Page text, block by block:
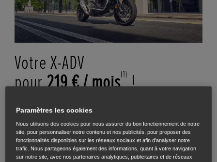
Votre X-ADV
pour219 € / mois(1)!
1 300€ D'APPORT , DURÉE 37 MOIS
AVECGARANTIE PERTE FINANCIEREINCLUSE*
RÉSERVEZ VOTRE ESSAI
Paramètres les cookies
Nous utilisons des cookies pour nous assurer du bon fonctionnement de notre
site, pour personnaliser notre contenu et nos publicités, pour proposer des
fonctionnalités disponibles sur les réseaux sociaux et afin d’analyser notre
trafic. Nous partageons également des informations, quant à votre navigation
sur notre site, avec nos partenaires analytiques, publicitaires et de réseaux